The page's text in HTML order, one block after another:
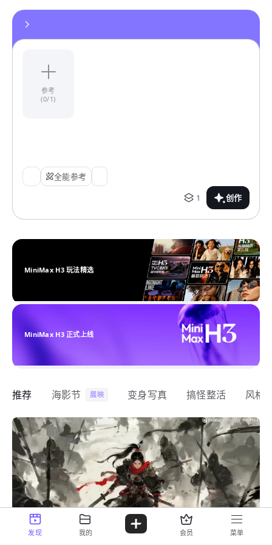
参考
(0/1)
全能参考
1
创作
MiniMax H3 玩法精选
MiniMax H3 正式上线
推荐 海影节 展映 变身写真 搞怪整活 风格
发现 我的 会员 菜单